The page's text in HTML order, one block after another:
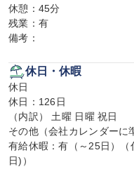
休憩：45分
残業：有
備考：
休日・休暇
休日
休日：126日
（内訳） 土曜 日曜 祝日
その他（会社カレンダーに
有給休暇：有（～25日）
日)）